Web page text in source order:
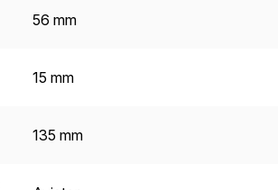
56 mm
15 mm
135 mm